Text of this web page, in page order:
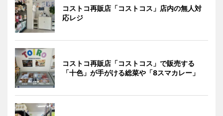
コストコ再販店「コストコス」店内の無人対
応レジ
コストコ再販店「コストコス」で販売する
「十色」が手がける総菜や「8スマカレー」